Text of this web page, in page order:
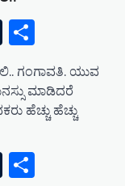
Tumblr
ಗಂಗಾವತಿ. ಯುವ
ಮಾಡಿದರೆ
ಹೆಚ್ಚು ಹೆಚ್ಚು
Tumblr